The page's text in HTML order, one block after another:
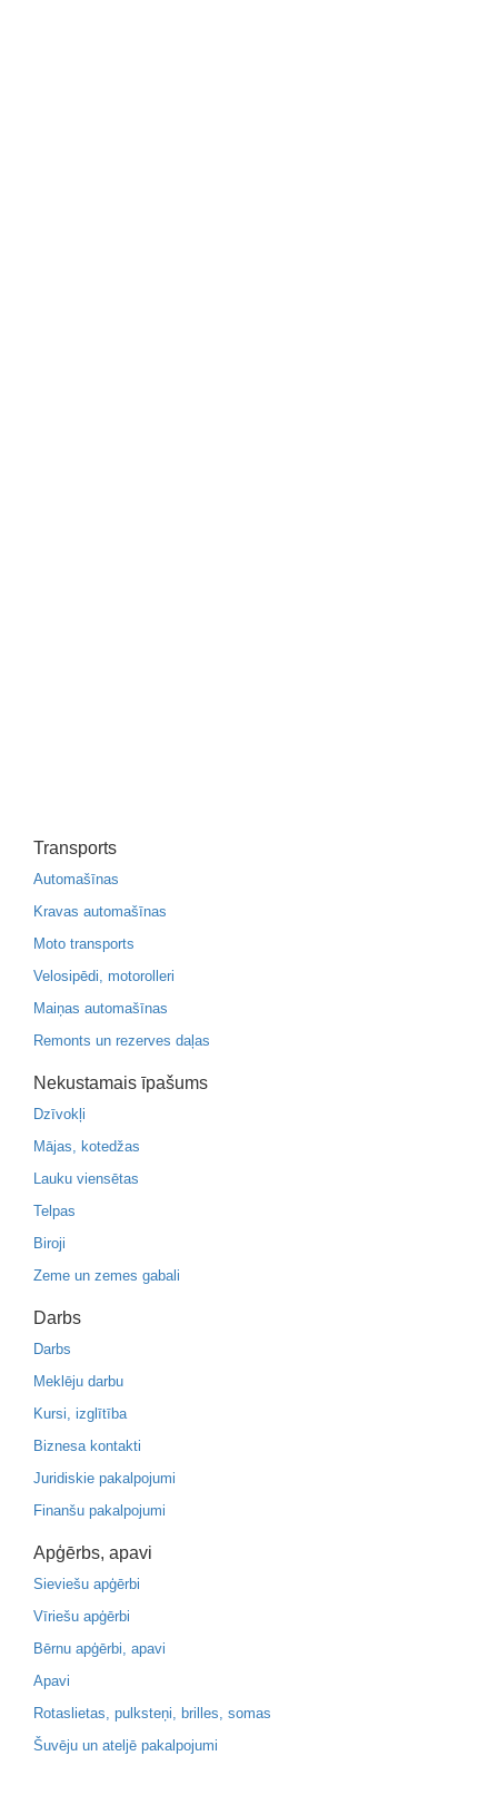
Transports
Automašīnas
Kravas automašīnas
Moto transports
Velosipēdi, motorolleri
Maiņas automašīnas
Remonts un rezerves daļas
Nekustamais īpašums
Dzīvokļi
Mājas, kotedžas
Lauku viensētas
Telpas
Biroji
Zeme un zemes gabali
Darbs
Darbs
Meklēju darbu
Kursi, izglītība
Biznesa kontakti
Juridiskie pakalpojumi
Finanšu pakalpojumi
Apģērbs, apavi
Sieviešu apģērbi
Vīriešu apģērbi
Bērnu apģērbi, apavi
Apavi
Rotaslietas, pulksteņi, brilles, somas
Šuvēju un ateljē pakalpojumi